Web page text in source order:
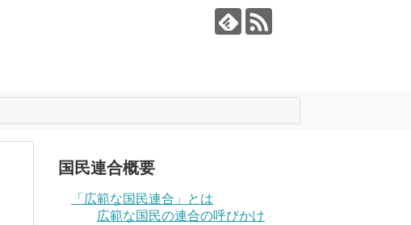
国民連合概要
「広範な国民連合」とは
広範な国民の連合の呼びかけ